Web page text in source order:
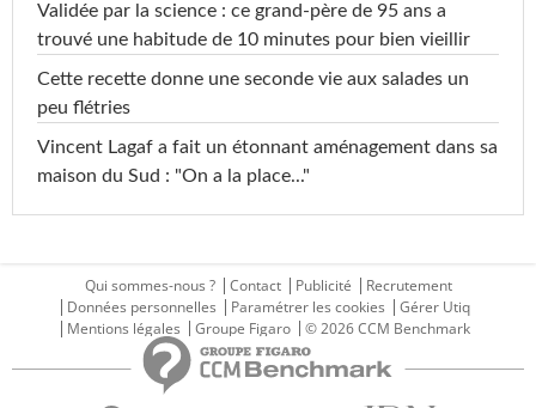
Validée par la science : ce grand-père de 95 ans a
trouvé une habitude de 10 minutes pour bien vieillir
Cette recette donne une seconde vie aux salades un
peu flétries
Vincent Lagaf a fait un étonnant aménagement dans sa
maison du Sud : "On a la place..."
Qui sommes-nous ? Contact Publicité
Recrutement
Données personnelles
Paramétrer les cookies
Gérer Utiq
Mentions légales
Groupe Figaro © 2026 CCM Benchmark